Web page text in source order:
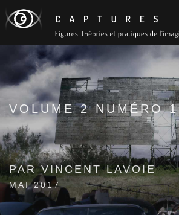
VOLUME 2 NUMÉRO 1
PAR VINCENT LAVOIE
MAI 2017